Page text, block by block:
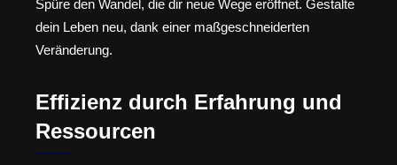
Spüre den Wandel, die dir neue Wege eröffnet. Gestalte
dein Leben neu, dank einer maßgeschneiderten
Veränderung.
Effizienz durch Erfahrung und
Ressourcen